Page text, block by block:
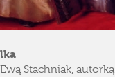
Stachniak,